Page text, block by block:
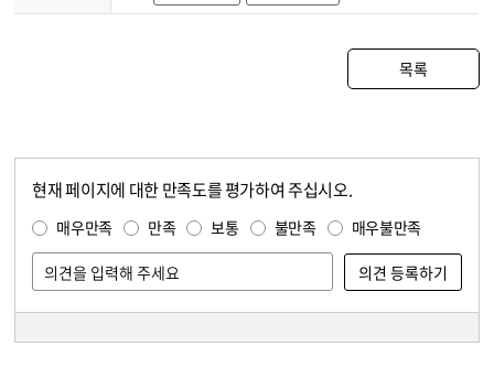
목록
현재 페이지에 대한 만족도를 평가하여 주십시오.
매우만족 만족 보통 불만족 매우불만족